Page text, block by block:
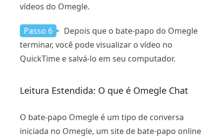
vídeos do Omegle.
Passo 6
Depois que o bate-papo do Omegle
terminar, você pode visualizar o vídeo no
QuickTime e salvá-lo em seu computador.
Leitura Estendida: O que é Omegle Chat
O bate-papo Omegle é um tipo de conversa
iniciada no Omegle, um site de bate-papo online